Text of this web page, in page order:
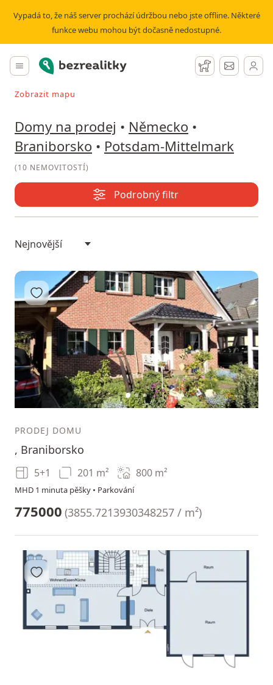
Vypadá to, že náš server prochází údržbou nebo jste offline. Některé
funkce webu mohou být dočasně nedostupné.
Hlavní menu
Bezrealitky Hlídací pes
Zprávy
Vyhledávat při pohybu v mapě
Zobrazit mapu
Domy na prodej • Německo •
Braniborsko • Potsdam-Mittelmark
(10 NEMOVITOSTÍ)
Podrobný filtr
12 3
Přidat do oblíbených
PRODEJ DOMU
, Braniborsko
5+1 201 m² 800 m²
MHD 1 minuta pěšky • Parkování
775000 (3855.7213930348257 / m²)
Přidat do oblíbených